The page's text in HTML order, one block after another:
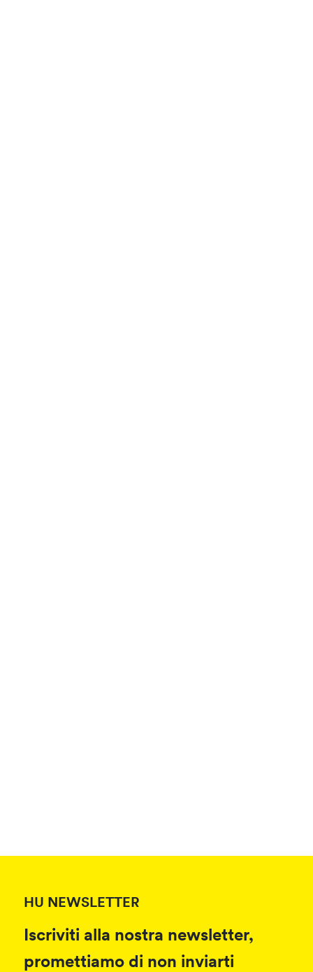
HU NEWSLETTER
Iscriviti alla nostra newsletter,
promettiamo di non inviarti